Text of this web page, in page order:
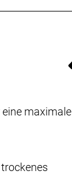
maximale